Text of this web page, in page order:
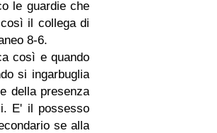
le guardie che
il collega di
8-6.
così e quando
si ingarbuglia
della presenza
E' il possesso
se alla